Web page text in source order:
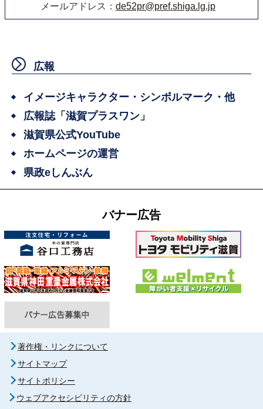
メールアドレス： de52pr@pref.shiga.lg.jp
広報
イメージキャラクター・シンボルマーク・他
広報誌「滋賀プラスワン」
滋賀県公式YouTube
ホームページの運営
県政eしんぶん
バナー広告
著作権・リンクについて
サイトマップ
サイトポリシー
ウェブアクセシビリティの方針